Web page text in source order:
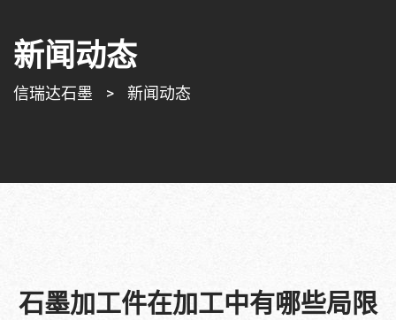
新闻动态
信瑞达石墨 > 新闻动态
石墨加工件在加工中有哪些局限